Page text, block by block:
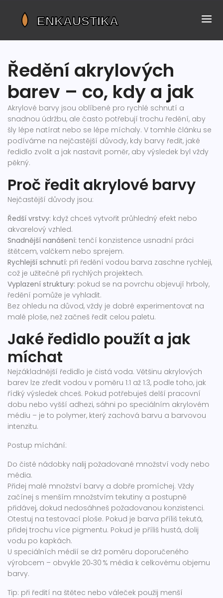
Ředění akrylových
barev – co, kdy a jak
Akrylové barvy jsou oblíbené pro rychlé schnutí a
snadnou údržbu, ale často potřebují trochu ředění, aby
šly lépe natírat nebo se lépe míchaly. V tomhle článku se
podíváme na nejčastější důvody, kdy barvy ředit, jaké
ředidlo zvolit a jak nastavit poměr, aby výsledek byl vždy
pěkný.
Proč ředit akrylové barvy
Nejčastější důvody jsou:
Ředší vrstvy: když chceš vytvořit průhledný efekt nebo
akvarelový vzhled.
Snadnější nanášení: tenčí konzistence usnadní práci
štětcem, valčkem nebo sprejem.
Rychlejší schnutí: při ředění vodou barva zaschne rychleji,
což je užitečné při rychlých projektech.
Vyplazení struktury: pokud se na povrchu objevují hrboly,
ředění pomůže je vyhladit.
Bez ohledu na důvod, vždy je dobré experimentovat na
malé ploše, než začneš ředit celou paletu.
Jaké ředidlo použít a jak
míchat
Nejzákladnější ředidlo je čistá voda. Většinu akrylových
barev lze zředit vodou v poměru 1:1 až 1:3, podle toho, jak
řídký výsledek chceš. Pokud potřebuješ delší pracovní
dobu nebo vyšší adhezi, sáhni po speciálním akrylovém
médiu – je to polymer, který zachová barvu a barvovou
intenzitu.
Postup míchání:
Do čisté nádobky nalij požadované množství vody nebo
média.
Přidej malé množství barvy a dobře promíchej. Vždy
začínej s menším množstvím tekutiny a postupně
přidávej, dokud nedosáhneš požadovanou konzistenci.
Otestuj na testovací ploše. Pokud je barva příliš tekutá,
přidej trochu více pigmentu. Pokud je příliš hustá, dolij
vodu po kapkách.
U speciálních médií se drž poměru doporučeného
výrobcem – obvykle 20‑30 % média k celkovému objemu
barvy.
Tip: při ředití na štětec nebo váleček použij menší